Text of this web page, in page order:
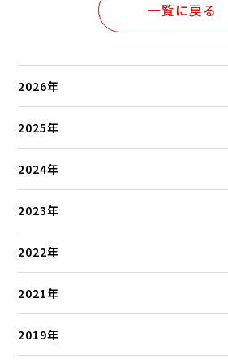
一覧に戻る
2026年
2025年
2024年
2023年
2022年
2021年
2019年